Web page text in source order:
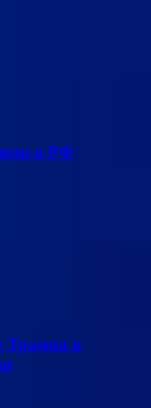
в РФ
Трампа в